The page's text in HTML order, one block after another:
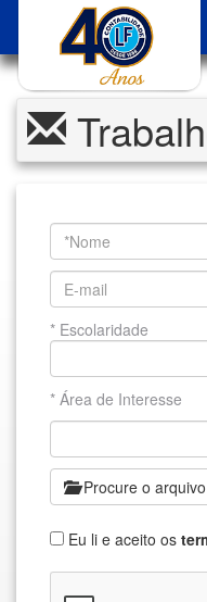
* Escolaridade
* Área de Interesse
Procure o arquivo
Eu li e aceito os